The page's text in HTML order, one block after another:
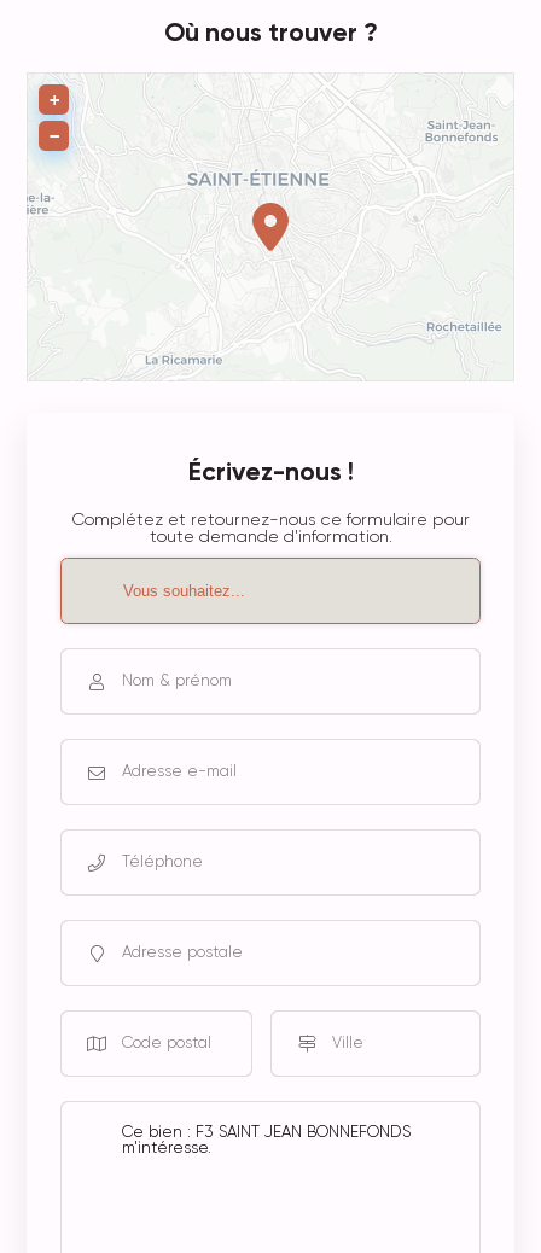
Où nous trouver ?
+
−
Écrivez-nous !
Complétez et retournez-nous ce formulaire pour
toute demande d'information.